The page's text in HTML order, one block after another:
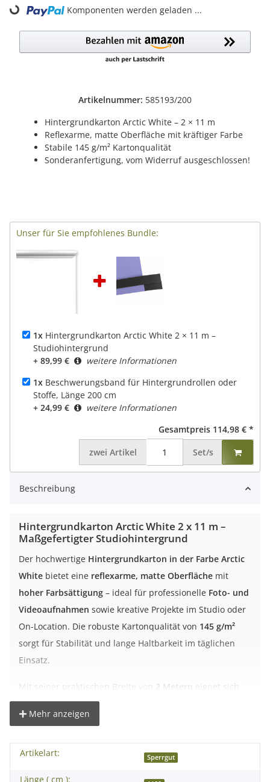
Artikelnummer: 585193/200
Hintergrundkarton Arctic White – 2 × 11 m
Reflexarme, matte Oberfläche mit kräftiger Farbe
Stabile 145 g/m² Kartonqualität
Sonderanfertigung, vom Widerruf ausgeschlossen!
Komponenten werden geladen ...
Unser für Sie empfohlenes Bundle:
1x Hintergrundkarton Arctic White 2 × 11 m –
Studiohintergrund
+ 89,99 €
weitere Informationen
1x Beschwerungsband für Hintergrundrollen oder
Stoffe, Länge 200 cm
+ 24,99 €
weitere Informationen
Gesamtpreis 114,98 € *
zwei Artikel Set/s
Beschreibung
Hintergrundkarton Arctic White 2 x 11 m –
Maßgefertigter Studiohintergrund
Der hochwertige Hintergrundkarton in der Farbe Arctic
White bietet eine reflexarme, matte Oberfläche mit
hoher Farbsättigung – ideal für professionelle Foto- und
Videoaufnahmen sowie kreative Projekte im Studio oder
On-Location. Die robuste Kartonqualität von 145 g/m²
sorgt für Stabilität und lange Haltbarkeit im täglichen
Einsatz.
Mit seiner praktischen Breite von 2 Metern
eignet sich
dieser Hintergrund perfekt für Porträts, kleinere Sets
oder Produktaufnahmen. Die Oberfläche ist farbecht,
Vorteile des Hintergrundkartons
Mehr anzeigen
Artikelart: Sperrgut
Länge ( cm ):